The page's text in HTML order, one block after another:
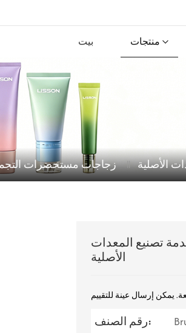
بيت منتجات
زجاجات مستحضرات
بلاستيكية، خدمة تصنيع المعدات
الأصلية
رقم الصنف: